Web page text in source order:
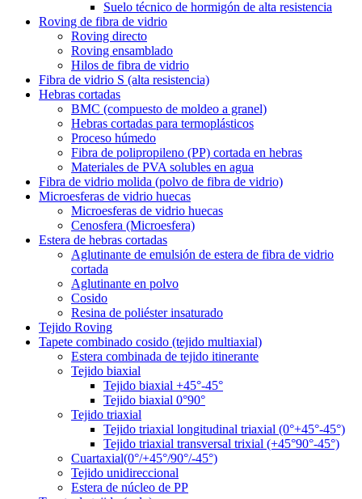
Suelo técnico de hormigón de alta resistencia
Roving de fibra de vidrio
Roving directo
Roving ensamblado
Hilos de fibra de vidrio
Fibra de vidrio S (alta resistencia)
Hebras cortadas
BMC (compuesto de moldeo a granel)
Hebras cortadas para termoplásticos
Proceso húmedo
Fibra de polipropileno (PP) cortada en hebras
Materiales de PVA solubles en agua
Fibra de vidrio molida (polvo de fibra de vidrio)
Microesferas de vidrio huecas
Microesferas de vidrio huecas
Cenosfera (Microesfera)
Estera de hebras cortadas
Aglutinante de emulsión de estera de fibra de vidrio
cortada
Aglutinante en polvo
Cosido
Resina de poliéster insaturado
Tejido Roving
Tapete combinado cosido (tejido multiaxial)
Estera combinada de tejido itinerante
Tejido biaxial
Tejido biaxial +45°-45°
Tejido biaxial 0°90°
Tejido triaxial
Tejido triaxial longitudinal triaxial (0°+45°-45°)
Tejido triaxial transversal trixial (+45°90°-45°)
Cuartaxial(0°/+45°/90°/-45°)
Tejido unidireccional
Estera de núcleo de PP